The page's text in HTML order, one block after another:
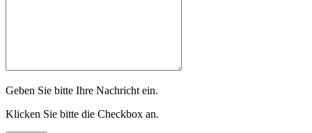
Geben Sie bitte Ihre Nachricht ein.
Klicken Sie bitte die Checkbox an.